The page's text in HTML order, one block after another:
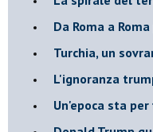
Da Roma a
Turchia, un
L'ignoranza
Un'epoca sta per